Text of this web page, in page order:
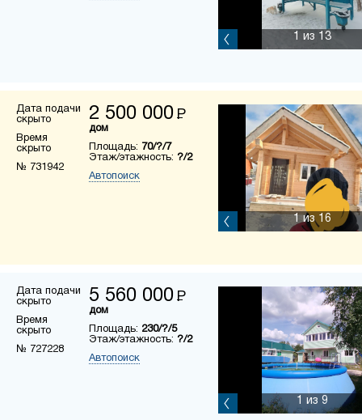
1 из 13
Дата подачи
скрыто
Время
скрыто
№ 731942
2 500 000 Р
дом
Площадь: 70/?/7
Этаж/этажность: ?/2
Автопоиск
1 из 16
Дата подачи
скрыто
Время
скрыто
№ 727228
5 560 000 Р
дом
Площадь: 230/?/5
Этаж/этажность: ?/2
Автопоиск
1 из 9